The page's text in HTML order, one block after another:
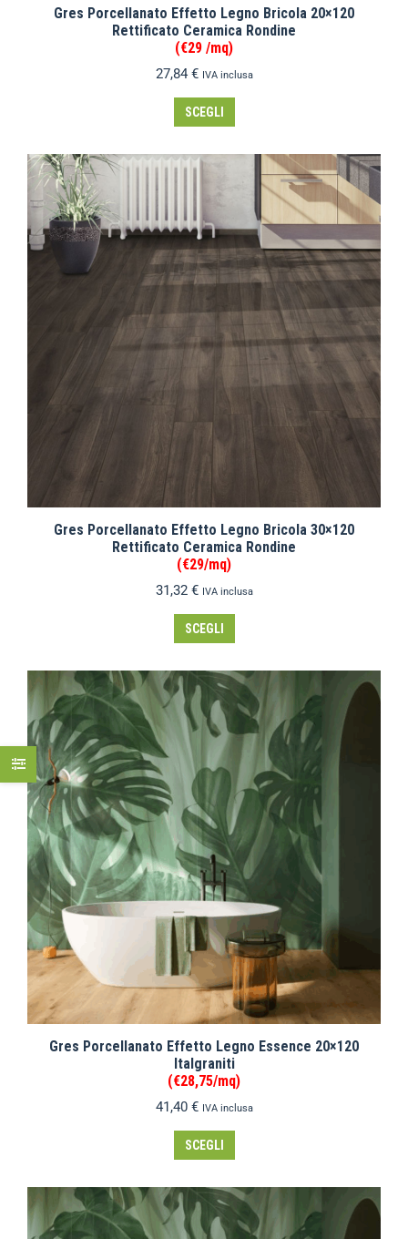
Gres Porcellanato Effetto Legno Bricola 20×120
Rettificato Ceramica Rondine
(€29 /mq)
27,84 € IVA inclusa
SCEGLI
Gres Porcellanato Effetto Legno Bricola 30×120
Rettificato Ceramica Rondine
(€29/mq)
31,32 € IVA inclusa
SCEGLI
Gres Porcellanato Effetto Legno Essence 20×120
Italgraniti
(€28,75/mq)
41,40 € IVA inclusa
SCEGLI